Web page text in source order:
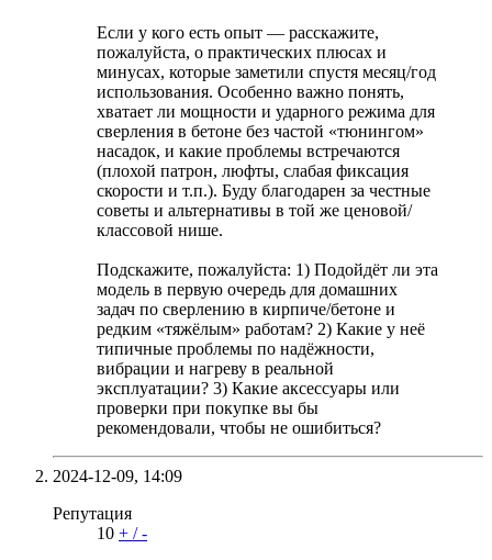
Если у кого есть опыт — расскажите,
пожалуйста, о практических плюсах и
минусах, которые заметили спустя месяц/год
использования. Особенно важно понять,
хватает ли мощности и ударного режима для
сверления в бетоне без частой «тюнингом»
насадок, и какие проблемы встречаются
(плохой патрон, люфты, слабая фиксация
скорости и т.п.). Буду благодарен за честные
советы и альтернативы в той же ценовой/
классовой нише.
Подскажите, пожалуйста: 1) Подойдёт ли эта
модель в первую очередь для домашних
задач по сверлению в кирпиче/бетоне и
редким «тяжёлым» работам? 2) Какие у неё
типичные проблемы по надёжности,
вибрации и нагреву в реальной
эксплуатации? 3) Какие аксессуары или
проверки при покупке вы бы
рекомендовали, чтобы не ошибиться?
2024-12-09, 14:09
Репутация
10 + /-